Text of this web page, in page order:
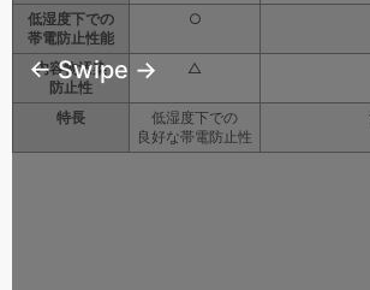
低湿度下での
帯電防止性能
○
内容物汚染
防止性
△
特長
低湿度下での
良好な帯電防止性
← Swipe →